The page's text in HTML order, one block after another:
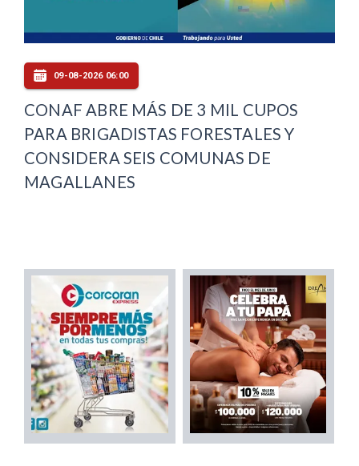
09-08-2026 06:00
CONAF ABRE MÁS DE 3 MIL CUPOS
PARA BRIGADISTAS FORESTALES Y
CONSIDERA SEIS COMUNAS DE
MAGALLANES